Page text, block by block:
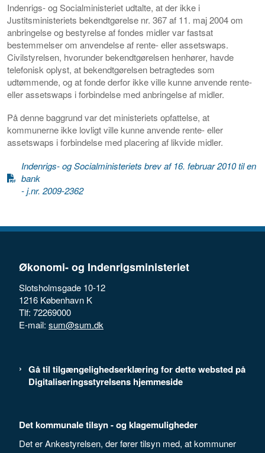
Indenrigs- og Socialministeriet udtalte, at der ikke i
Justitsministeriets bekendtgørelse nr. 367 af 11. maj 2004 om
anbringelse og bestyrelse af fondes midler var fastsat
bestemmelser om anvendelse af rente- eller assetswaps.
Civilstyrelsen, hvorunder bekendtgørelsen henhører, havde
telefonisk oplyst, at bekendtgørelsen betragtedes som
udtømmende, og at fonde derfor ikke ville kunne anvende rente-
eller assetswaps i forbindelse med anbringelse af midler.
På denne baggrund var det ministeriets opfattelse, at
kommunerne ikke lovligt ville kunne anvende rente- eller
assetswaps i forbindelse med placering af likvide midler.
Indenrigs- og Socialministeriets brev af 16. februar 2010 til en
bank
- j.nr. 2009-2362
Økonomi- og Indenrigsministeriet
Slotsholmsgade 10-12
1216 København K
Tlf: 72269000
E-mail: sum@sum.dk
Gå til tilgængelighedserklæring for dette websted på
Digitaliseringsstyrelsens hjemmeside
Det kommunale tilsyn - og klagemuligheder
Det er Ankestyrelsen, der fører tilsyn med, at kommuner